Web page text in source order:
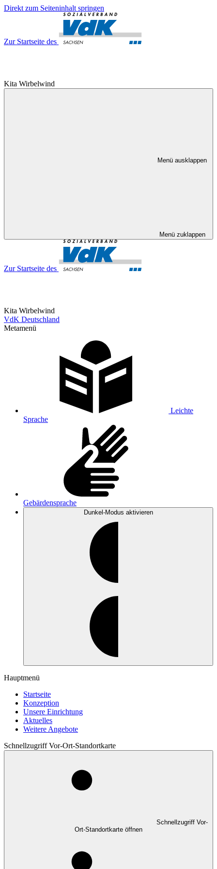
Direkt zum Seiteninhalt springen
Zur Startseite des
Kita Wirbelwind
Menü ausklappen
Menü zuklappen
Zur Startseite des
Kita Wirbelwind
VdK Deutschland
Metamenü
Leichte
Sprache
Gebärdensprache
Dunkel-Modus aktivieren
Hauptmenü
Startseite
Konzeption
Unsere Einrichtung
Aktuelles
Weitere Angebote
Schnellzugriff Vor-Ort-Standortkarte
Schnellzugriff Vor-
Ort-Standortkarte öffnen